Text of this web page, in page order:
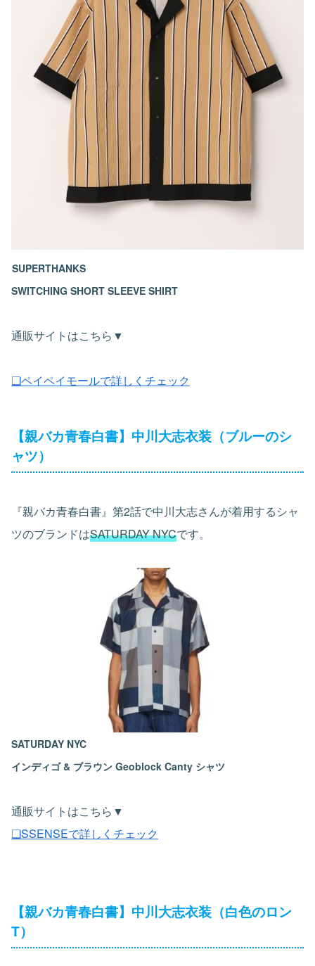
SUPERTHANKS
SWITCHING SHORT SLEEVE SHIRT
通販サイトはこちら▼
❏ペイペイモールで詳しくチェック
【親バカ青春白書】中川大志衣装（ブルーのシ
ャツ）
『親バカ青春白書』第2話で中川大志さんが着用するシャ
ツのブランドはSATURDAY NYCです。
SATURDAY NYC
インディゴ & ブラウン Geoblock Canty シャツ
通販サイトはこちら▼
❏SSENSEで詳しくチェック
【親バカ青春白書】中川大志衣装（白色のロン
T）